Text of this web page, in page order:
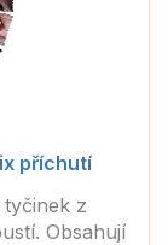
příchutí
z
Obsahují